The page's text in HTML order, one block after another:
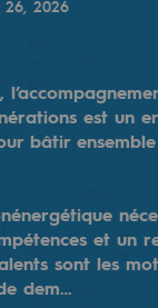
safety at
safety
governance
du Panorama
production,
26, 2026
est un
bâtir
et un
sont les
dem…